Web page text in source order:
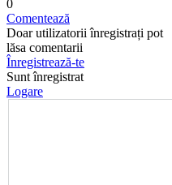
0
Comentează
Doar utilizatorii înregistrați pot
lăsa comentarii
Înregistrează-te
Sunt înregistrat
Logare